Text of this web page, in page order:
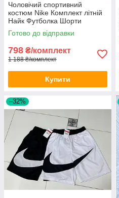
Чоловічий спортивний
костюм Nike Комплект літній
Найк Футболка Шорти
бавовна
Готово до відправки
798 ₴/комплект
1 188 ₴/комплект
Купити
–32%